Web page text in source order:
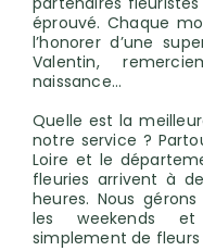
éprouvé. Chaque
l’honorer d’une
Valentin,
naissance…
Quelle est la
notre service ?
Loire et le
fleuries arrivent à
heures. Nous
les weekends et
simplement de fleurs